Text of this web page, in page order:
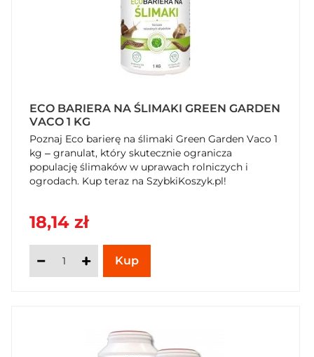
ECO BARIERA NA ŚLIMAKI GREEN GARDEN
VACO 1 KG
Poznaj Eco barierę na ślimaki Green Garden Vaco 1
kg – granulat, który skutecznie ogranicza
populację ślimaków w uprawach rolniczych i
ogrodach. Kup teraz na SzybkiKoszyk.pl!
18,14 zł